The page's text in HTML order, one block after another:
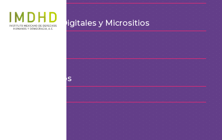
Especiales Digitales y Micrositios
Otros medios